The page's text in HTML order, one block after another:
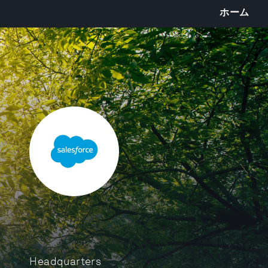
ホーム
Headquarters